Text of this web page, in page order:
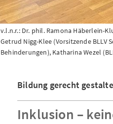
v.l.n.r.: Dr. phil. Ramona Häberlein-
Getrud Nigg-Klee (Vorsitzende
Behinderungen), Katharina Wezel
Bildung gerecht
Inklusion –